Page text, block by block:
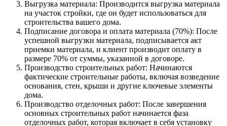
Выгрузка материала: Производится выгрузка материала
на участок стройки, где он будет использоваться для
строительства вашего дома.
Подписание договора и оплата материала (70%): После
успешной выгрузки материала, подписывается акт
приемки материала, и клиент производит оплату в
размере 70% от суммы, указанной в договоре.
Производство строительных работ: Начинаются
фактические строительные работы, включая возведение
основания, стен, крыши и другие ключевые элементы
дома.
Производство отделочных работ: После завершения
основных строительных работ начинается фаза
отделочных работ, которая включает в себя установку